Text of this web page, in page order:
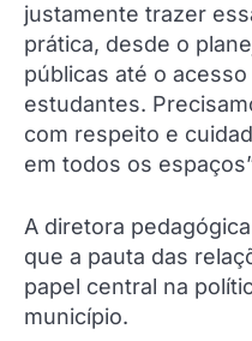
justamente trazer
prática, desde o
públicas até o
estudantes.
com respeito e
em todos os
A diretora
que a pauta das
papel central na
município.